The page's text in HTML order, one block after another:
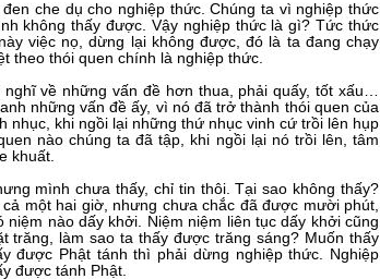
che dụ cho nghiệp thức. Chúng ta vì nghiệp thức
không thấy được. Vậy nghiệp thức là gì? Tức thức
việc nọ, dừng lại không được, đó là ta đang chạy
theo thói quen chính là nghiệp thức.
về những vấn đề hơn thua, phải quấy, tốt xấu…
những vấn đề ấy, vì nó đã trở thành thói quen của
nhục, khi ngồi lại những thứ nhục vinh cứ trồi lên hụp
nào chúng ta đã tập, khi ngồi lại nó trồi lên, tâm
khuất.
mình chưa thấy, chỉ tin thôi. Tại sao không thấy?
một hai giờ, nhưng chưa chắc đã được mười phút,
nào dấy khởi. Niệm niệm liên tục dấy khởi cũng
trăng, làm sao ta thấy được trăng sáng? Muốn thấy
được Phật tánh thì phải dừng nghiệp thức. Nghiệp
được tánh Phật.